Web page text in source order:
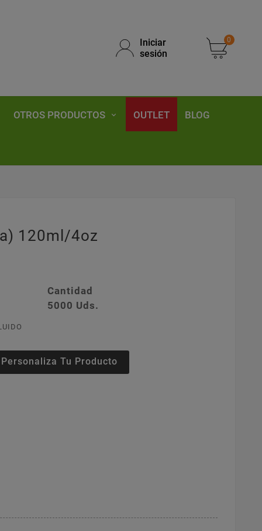
Iniciar
sesión
0
OTROS PRODUCTOS OUTLET BLOG
120ml/4oz
Cantidad
5000 Uds.
Tu Producto